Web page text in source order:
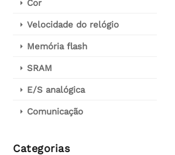
Cor
Velocidade do relógio
Memória flash
SRAM
E/S analógica
Comunicação
Categorias